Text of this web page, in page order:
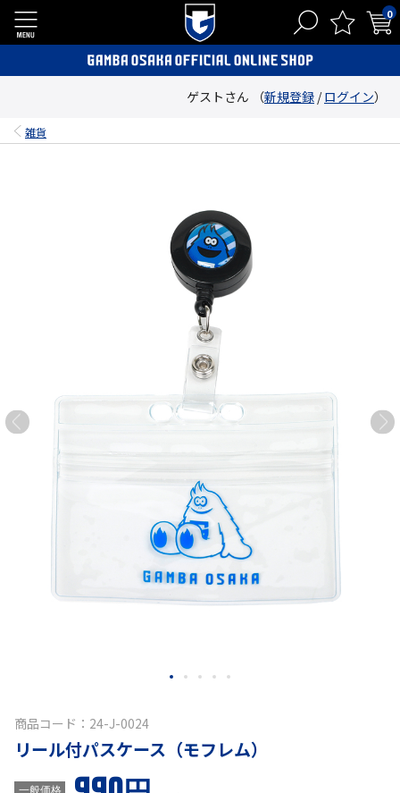
0
ゲストさん （新規登録 /ログイン）
雑貨
商品コード：24-J-0024
リール付パスケース（モフレム）
一般価格